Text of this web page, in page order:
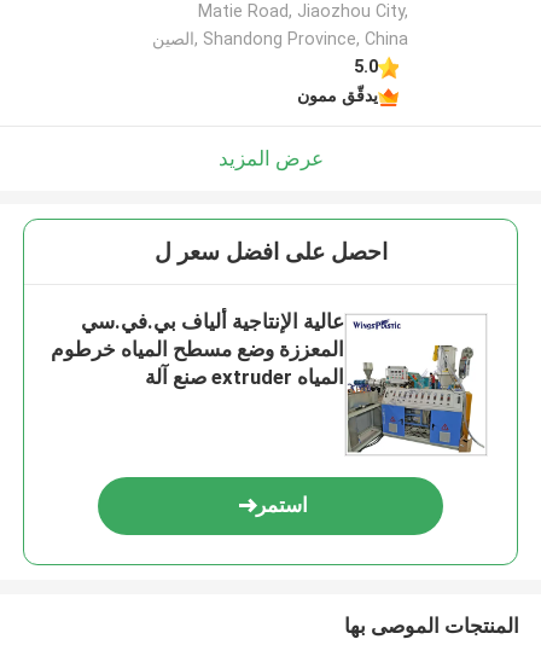
Matie Road, Jiaozhou City,
Shandong Province, China ,الصين
5.0
يدقّق ممون
عرض المزيد
احصل على افضل سعر ل
عالية الإنتاجية ألياف بي.في.سي
المعززة وضع مسطح المياه خرطوم
المياه extruder صنع آلة
استمر
المنتجات الموصى بها